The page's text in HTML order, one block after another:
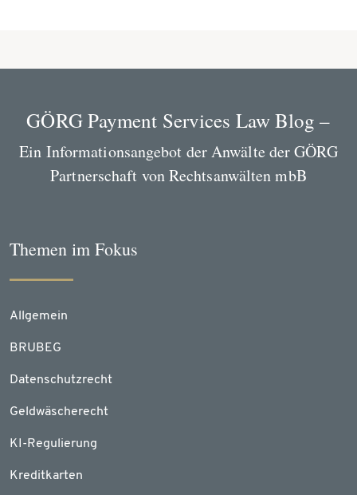
GÖRG Payment Services Law Blog –
Ein Informationsangebot der Anwälte der GÖRG
Partnerschaft von Rechtsanwälten mbB
Themen im Fokus
Allgemein
BRUBEG
Datenschutzrecht
Geldwäscherecht
KI-Regulierung
Kreditkarten